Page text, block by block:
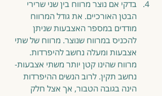
בדקי אם נוצר מרווח בין שני שרירי
הבטן האורכיים. את גודל המרווח
מודדים במספר האצבעות שניתן
להכניס במרווח שנוצר. מרווח של שתי
אצבעות ומעלה נחשב להיפרדות.
מרווח שהינו קטן יותר משתי אצבעות-
נחשב תקין. לרוב הנשים ההיפרדות
הינה בגובה הטבור, אך אצל חלק